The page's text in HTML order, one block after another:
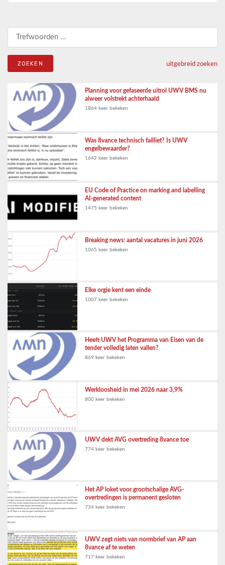
Zoeken naar:
uitgebreid zoeken
Planning voor gefaseerde uitrol UWV BMS nu
alweer volstrekt achterhaald
1864 keer bekeken
Was 8vance technisch failliet? Is UWV
engelbewaarder?
1642 keer bekeken
EU Code of Practice on marking and labelling
AI-generated content
1475 keer bekeken
Breaking news: aantal vacatures in juni 2026
1065 keer bekeken
Elke orgie kent een einde
1007 keer bekeken
Heeft UWV het Programma van Eisen van de
tender volledig laten vallen?
869 keer bekeken
Werkloosheid in mei 2026 naar 3,9%
800 keer bekeken
UWV dekt AVG overtreding 8vance toe
774 keer bekeken
Het AP loket voor grootschalige AVG-
overtredingen is permanent gesloten
734 keer bekeken
UWV zegt niets van normbrief van AP aan
8vance af te weten
717 keer bekeken